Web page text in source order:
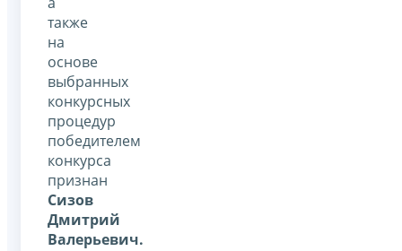
также
на
основе
выбранных
конкурсных
процедур
победителем
конкурса
признан
Сизов
Дмитрий
Валерьевич.